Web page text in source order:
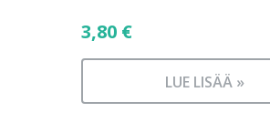
3,80 €
LUE LISÄÄ »